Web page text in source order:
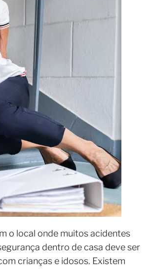
o local onde muitos acidentes
dentro de casa deve ser
crianças e idosos. Existem